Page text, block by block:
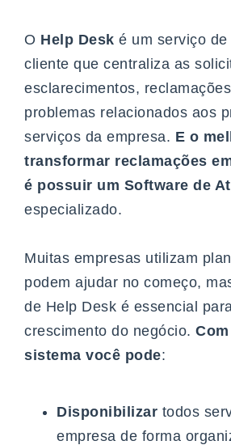
O Help Desk é um serviço
cliente que centraliza as
esclarecimentos,
problemas relacionados aos
serviços da empresa. E o
transformar reclamações
é possuir um Software de
especializado.
Muitas empresas utilizam
podem ajudar no começo,
de Help Desk é essencial
crescimento do negócio.
sistema você pode:
Disponibilizar todos
empresa de forma